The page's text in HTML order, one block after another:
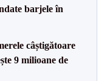
barjele în
câștigătoare
9 milioane de